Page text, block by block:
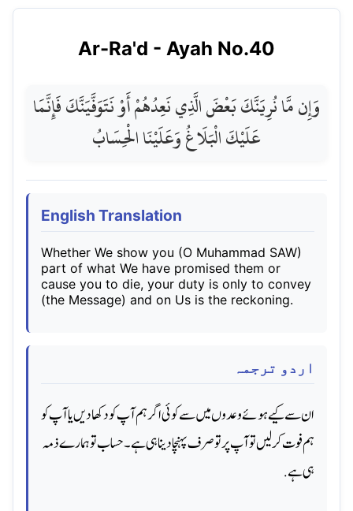
Ar-Ra'd - Ayah No.40
وَإِن مَّا نُرِيَنَّكَ بَعْضَ الَّذِي نَعِدُهُمْ أَوْ نَتَوَفَّيَنَّكَ فَإِنَّمَا
عَلَيْكَ الْبَلَاغُ وَعَلَيْنَا الْحِسَابُ
English Translation
Whether We show you (O Muhammad SAW)
part of what We have promised them or
cause you to die, your duty is only to convey
(the Message) and on Us is the reckoning.
اردو ترجمہ
ان سے کیے ہوئے وعدوں میں سے کوئی اگر ہم آپ کو دکھا دیں یا آپ کو
ہم فوت کر لیں تو آپ پر تو صرف پہنچا دینا ہی ہے۔ حساب تو ہمارے ذمہ
ہی ہے.